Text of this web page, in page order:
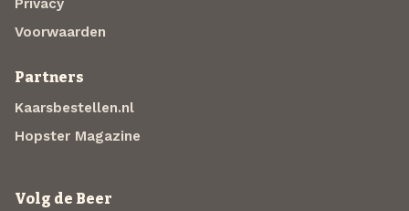
Privacy
Voorwaarden
Partners
Kaarsbestellen.nl
Hopster Magazine
Volg de Beer